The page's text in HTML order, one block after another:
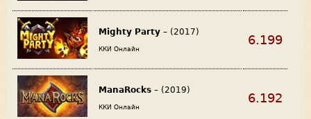
Mighty Party – (2017)
ККИ Онлайн
6.199
ManaRocks – (2019)
ККИ Онлайн
6.192